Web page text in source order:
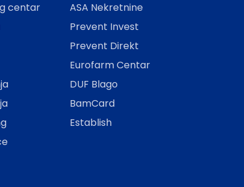
centar
ASA Nekretnine
Prevent Invest
Prevent Direkt
Eurofarm Centar
DUF Blago
BamCard
Establish